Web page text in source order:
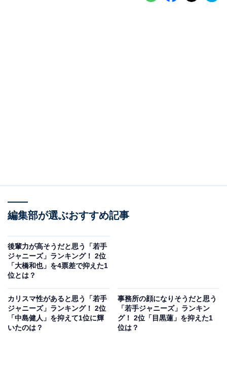
編集部が選ぶおすすめ記事
後輩力が高そうだと思う「若手
ジャニーズ」ランキング！ 2位
「大橋和也」を4票差で抑えた1
位とは？
カリスマ性があると思う「若手
ジャニーズ」ランキング！ 2位
「中島健人」を抑えて1位に輝
いたのは？
事務所の顔になりそうだと思う
「若手ジャニーズ」ランキン
グ！ 2位「目黒蓮」を抑えた1
位は？